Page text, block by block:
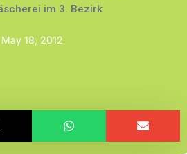
im 3. Bezirk
May 18, 2012